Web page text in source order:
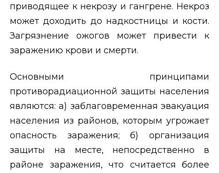
приводящее к некрозу и гангрене. Некроз
может доходить до надкостницы и кости.
Загрязнение ожогов может привести к
заражению крови и смерти.
Основными принципами
противорадиационной защиты населения
являются: а) заблаговременная эвакуация
населения из районов, которым угрожает
опасность заражения; б) организация
защиты на месте, непосредственно в
районе заражения, что считается более